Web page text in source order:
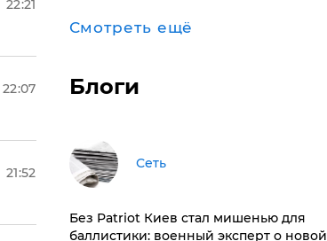
22:21
22:07
21:52
Смотреть ещё
Блоги
Сеть
​Без Patriot Киев стал мишенью для
баллистики: военный эксперт о новой